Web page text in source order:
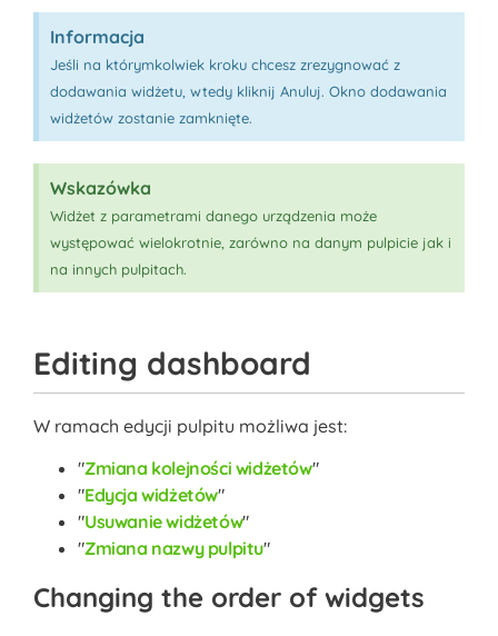
Informacja
Jeśli na którymkolwiek kroku chcesz zrezygnować z
dodawania widżetu, wtedy kliknij Anuluj. Okno dodawania
widżetów zostanie zamknięte.
Wskazówka
Widżet z parametrami danego urządzenia może
występować wielokrotnie, zarówno na danym pulpicie jak i
na innych pulpitach.
Editing dashboard
W ramach edycji pulpitu możliwa jest:
Zmiana kolejności widżetów
Edycja widżetów
Usuwanie widżetów
Zmiana nazwy pulpitu
Changing the order of widgets